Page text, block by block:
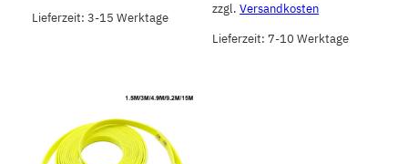
Lieferzeit: 3-15 Werktage
zzgl.Versandkosten
Lieferzeit: 7-10 Werktage